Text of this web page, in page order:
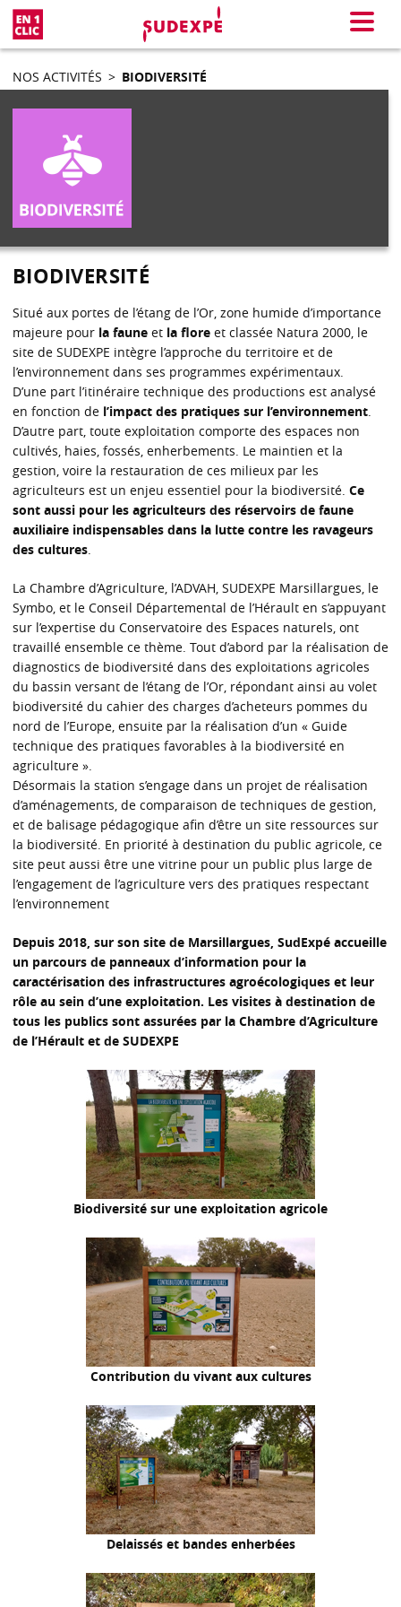
Menu
NOS ACTIVITÉS > BIODIVERSITÉ
BIODIVERSITÉ
Situé aux portes de l’étang de l’Or, zone humide d’importance
majeure pour la faune et la flore et classée Natura 2000, le
site de SUDEXPE intègre l’approche du territoire et de
l’environnement dans ses programmes expérimentaux.
D’une part l’itinéraire technique des productions est analysé
en fonction de l’impact des pratiques sur l’environnement
D’autre part, toute exploitation comporte des espaces non
cultivés, haies, fossés, enherbements. Le maintien et la
gestion, voire la restauration de ces milieux par les
agriculteurs est un enjeu essentiel pour la biodiversité. Ce
sont aussi pour les agriculteurs des réservoirs de faune
auxiliaire indispensables dans la lutte contre les ravageurs
des cultures
La Chambre d’Agriculture, l’ADVAH, SUDEXPE Marsillargues, le
Symbo, et le Conseil Départemental de l’Hérault en s’appuyant
sur l’expertise du Conservatoire des Espaces naturels, ont
travaillé ensemble ce thème. Tout d’abord par la réalisation de
diagnostics de biodiversité dans des exploitations agricoles
du bassin versant de l’étang de l’Or, répondant ainsi au volet
biodiversité du cahier des charges d’acheteurs pommes du
nord de l’Europe, ensuite par la réalisation d’un « Guide
technique des pratiques favorables à la biodiversité en
agriculture ».
Désormais la station s’engage dans un projet de réalisation
d’aménagements, de comparaison de techniques de gestion,
et de balisage pédagogique afin d’être un site ressources sur
la biodiversité. En priorité à destination du public agricole, ce
site peut aussi être une vitrine pour un public plus large de
l’engagement de l’agriculture vers des pratiques respectant
l’environnement
Depuis 2018, sur son site de Marsillargues, SudExpé accueille
un parcours de panneaux d’information pour la
caractérisation des infrastructures agroécologiques et leur
rôle au sein d’une exploitation. Les visites à destination de
tous les publics sont assurées par la Chambre d’Agriculture
de l’Hérault et de SUDEXPE
Biodiversité sur une exploitation agricole
Contribution du vivant aux cultures
Delaissés et bandes enherbées